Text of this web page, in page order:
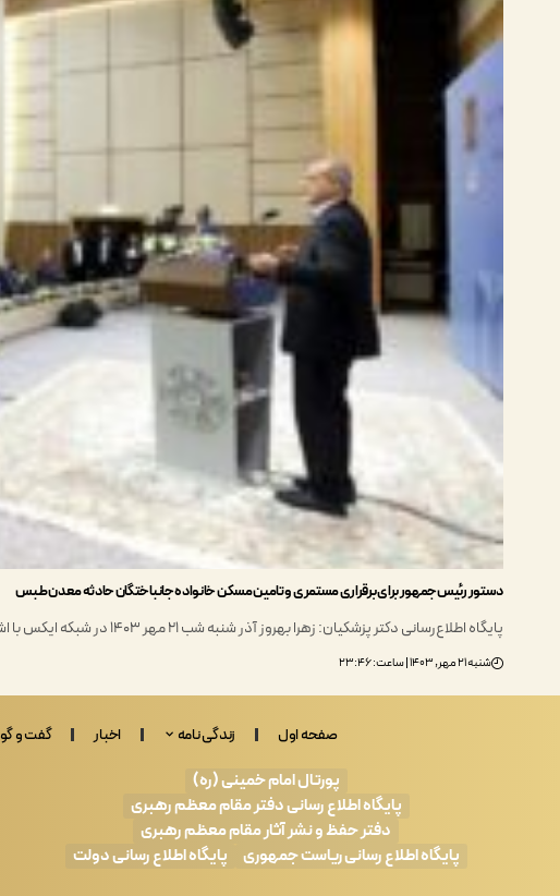
دستور رئیس‌جمهور برای برقراری مستمری و تامین مسکن خانواده جانباختگان حادثه معدن طبس
پایگاه اطلاع‌رسانی دکتر پزشکیان: زهرا بهروز آذر شنبه شب ۲۱ مهر ۱۴۰۳ در شبکه ایکس با اشاره به…
شنبه ۲۱ مهر, ۱۴۰۳ | ساعت: ۲۳:۴۶
صفحه اول زندگی نامه اخبار گفت و گو
پورتال امام خمینی (ره)
پایگاه اطلاع رسانی دفتر مقام معظم رهبری
دفتر حفظ و نشر آثار مقام معظم رهبری
پایگاه اطلاع رسانی ریاست جمهوری
پایگاه اطلاع رسانی دولت